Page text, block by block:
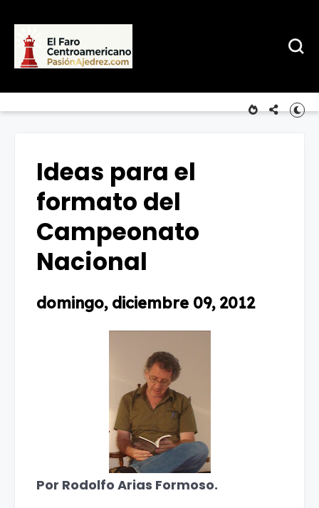
Ideas para el
formato del
Campeonato
Nacional
domingo, diciembre 09, 2012
Por Rodolfo Arias Formoso.